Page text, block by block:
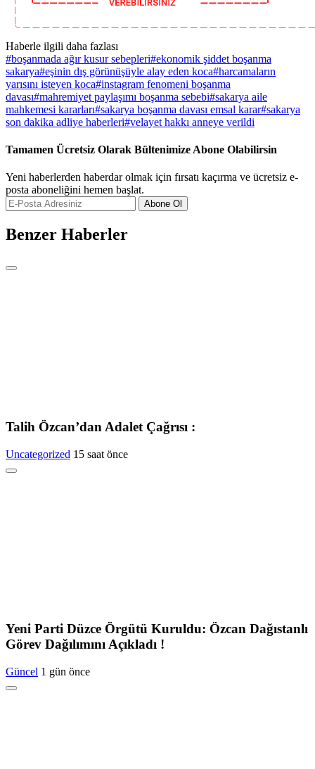
Haberle ilgili daha fazlası
#boşanmada ağır kusur sebepleri#ekonomik şiddet boşanma
sakarya#eşinin dış görünüşüyle alay eden koca#harcamaların
yarısını isteyen koca#instagram fenomeni boşanma
davası#mahremiyet paylaşımı boşanma sebebi#sakarya aile
mahkemesi kararları#sakarya boşanma davası emsal karar#sakarya
son dakika adliye haberleri#velayet hakkı anneye verildi
Tamamen Ücretsiz Olarak Bültenimize Abone Olabilirsin
Yeni haberlerden haberdar olmak için fırsatı kaçırma ve ücretsiz e-
posta aboneliğini hemen başlat.
Abone Ol
Benzer Haberler
Talih Özcan’dan Adalet Çağrısı :
Uncategorized 15 saat önce
Yeni Parti Düzce Örgütü Kuruldu: Özcan Dağıstanlı
Görev Dağılımını Açıkladı !
Güncel 1 gün önce